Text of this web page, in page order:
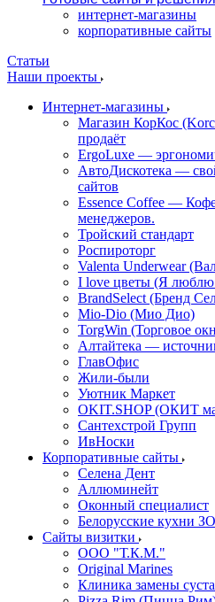
интернет-магазины
корпоративные сайты
Статьи
Наши проекты
Интернет-магазины
Магазин КорКос
продаёт
ErgoLuxe —
АвтоДискотека —
сайтов
Essence Coffee —
менеджеров.
Тройский стандарт
Роспироторг
Valenta Underwear
I love цветы (Я
BrandSelect (Бренд
Mio-Dio (Мио Дио)
TorgWin (Торговое
Алтайтека —
ГлавОфис
Жили-были
Уютник Маркет
OKIT.SHOP (ОКИТ
Сантехстрой Групп
ИвНоски
Корпоративные сайты
Селена Дент
Аллюминейт
Оконный специалист
Белорусские кухни
Сайты визитки
ООО "Т.К.М."
Original Marines
Клиника замены